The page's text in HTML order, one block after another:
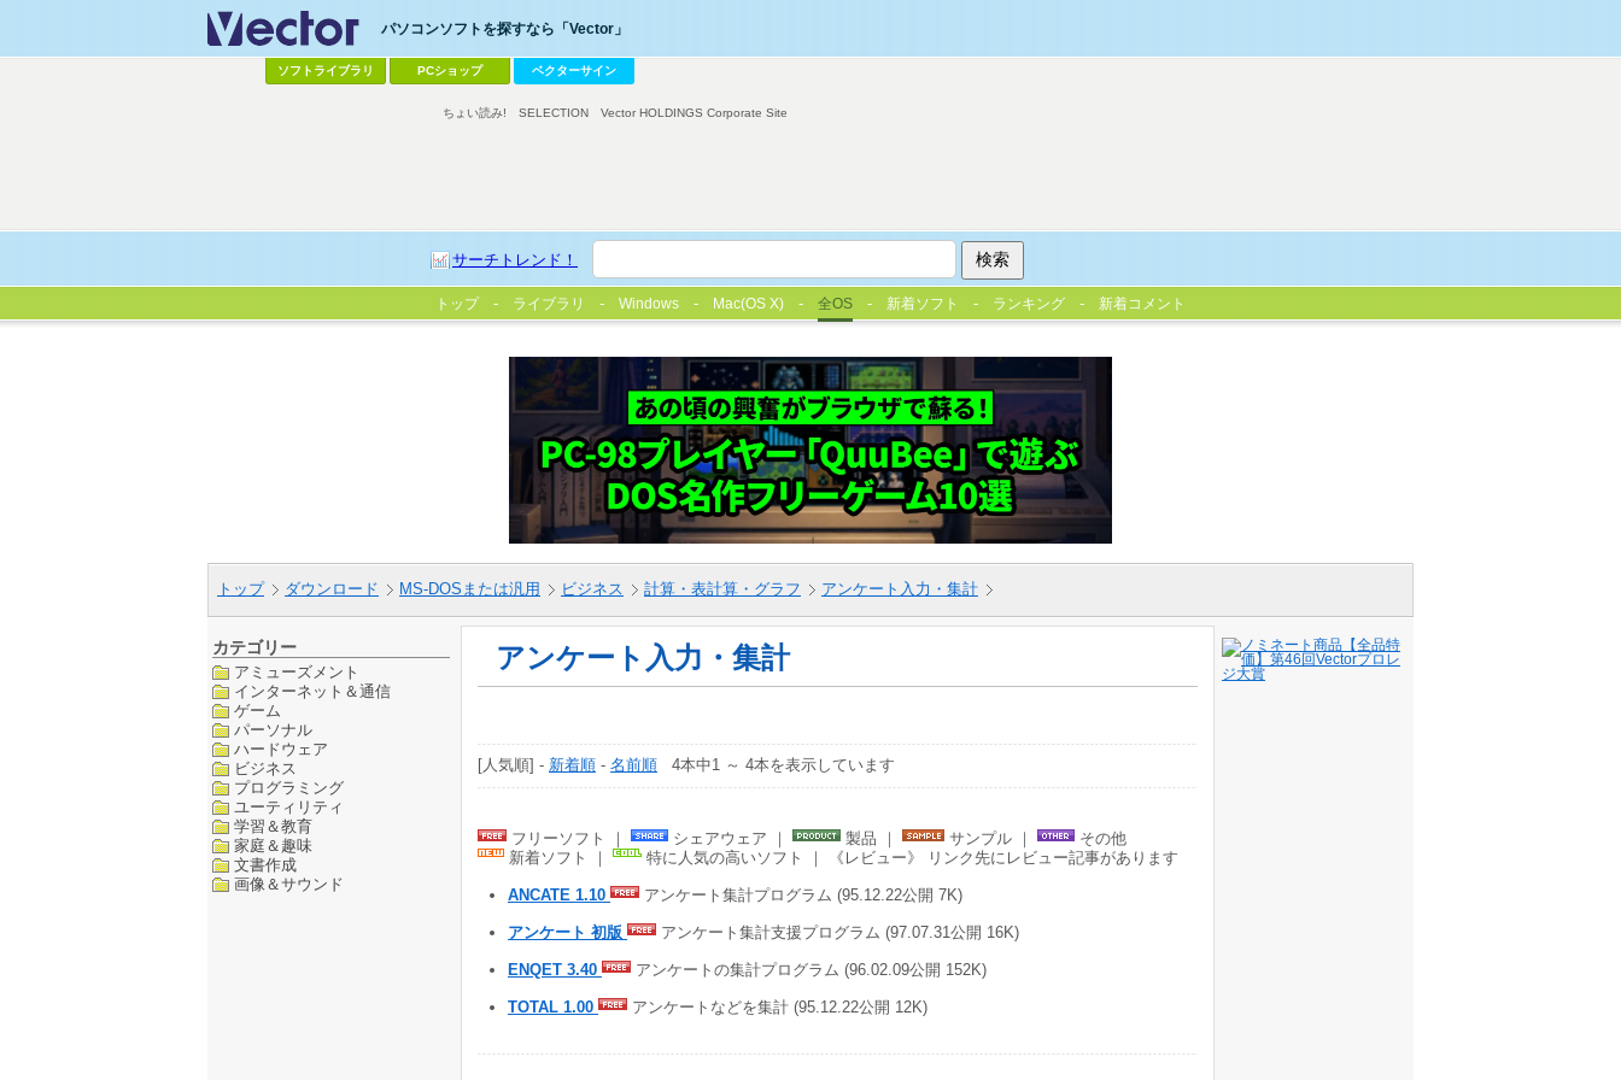
パソコンソフトを探すなら「Vector」
ソフトライブラリ PCショップ ベクターサイン
サーチトレンド！
ちょい読み! SELECTION Vector HOLDINGS Corporate Site
トップ ライブラリ Windows Mac(OS X) 全OS 新着ソフト ランキング 新着コメント
トップ ダウンロード MS-DOSまたは汎用 ビジネス 計算・表計算・グラフ アンケート入力・集計
カテゴリー
アミューズメント
インターネット＆通信
ゲーム
パーソナル
ハードウェア
ビジネス
プログラミング
ユーティリティ
学習＆教育
家庭＆趣味
文書作成
画像＆サウンド
アンケート入力・集計
[人気順] - 新着順 - 名前順 4本中1 ～ 4本を表示しています
フリーソフト ｜ シェアウェア ｜ 製品 ｜ サンプル ｜
その他
新着ソフト ｜
特に人気の高いソフト ｜ 《レビュー》 リンク先にレビュー記事があります
ANCATE 1.10 アンケート集計プログラム (95.12.22公開 7K)
アンケート 初版 アンケート集計支援プログラム (97.07.31公開 16K)
ENQET 3.40 アンケートの集計プログラム (96.02.09公開 152K)
TOTAL 1.00 アンケートなどを集計 (95.12.22公開 12K)